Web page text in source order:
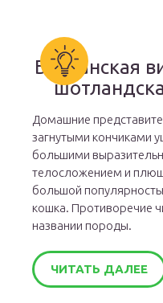
Британская
Домашние
загнутыми кончиками
большими
телосложением и
большой
кошка. Противоречие
названии породы.
ЧИТАТЬ ДАЛЕЕ